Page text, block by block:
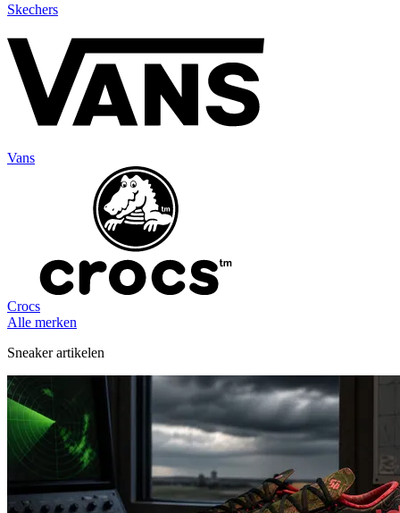
Skechers
Vans
Crocs
Alle merken
Sneaker artikelen